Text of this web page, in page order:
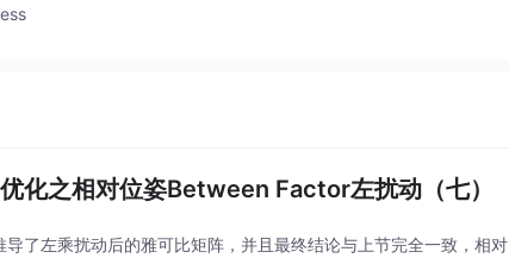
化之相对位姿Between Factor左扰动（七）
了左乘扰动后的雅可比矩阵，并且最终结论与上节完全一致，相对